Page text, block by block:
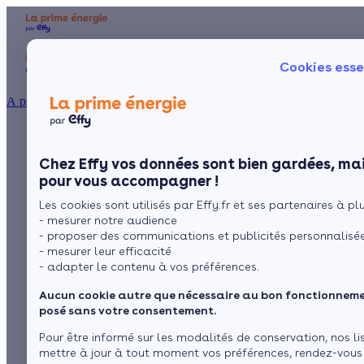
Cookies
Chez Effy vos données sont bien gardées,
pour vous accompagner !
Les cookies sont utilisés par Effy.fr et ses partenaires à
- mesurer notre audience
- proposer des communications et publicités
- mesurer leur efficacité
- adapter le contenu à vos préférences.
Aucun cookie autre que nécessaire au bon
posé sans votre consentement.
Pour être informé sur les modalités de conservation, nos
mettre à jour à tout moment vos préférences, rendez-
À propos
Le concept
Comment l'obtenir ?
Chauffage
Poêle à
Isolation d’un mur
humide : comment
assainir et isoler sans
risque ?
parMarina 7 min de lecture